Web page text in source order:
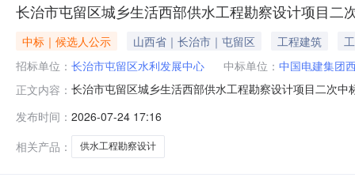
长治市屯留区城乡生活西部供水工程勘察设计项目二
中标｜候选人公示 山西省｜长治市｜屯留区 工程建筑
招标单位： 长治市屯留区水利发展中心 中标单位： 中国电建集团
正文内容： 长治市屯留区城乡生活西部供水工程勘察设计项目二次
发布时间： 2026-07-24 17:16
相关产品：
供水工程勘察设计